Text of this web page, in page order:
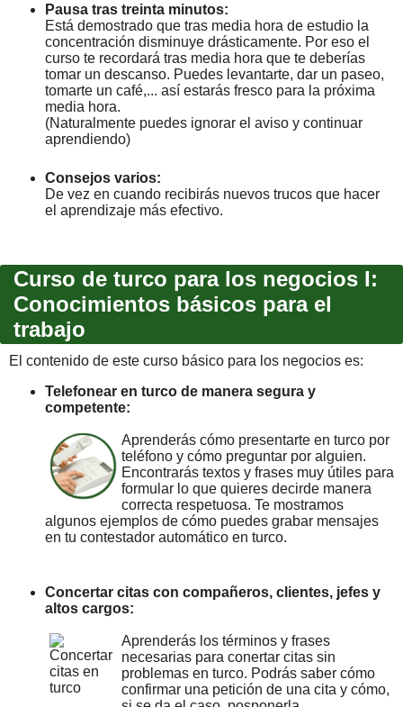
Pausa tras treinta minutos:
Está demostrado que tras media hora de estudio la
concentración disminuye drásticamente. Por eso el
curso te recordará tras media hora que te deberías
tomar un descanso. Puedes levantarte, dar un paseo,
tomarte un café,... así estarás fresco para la próxima
media hora.
(Naturalmente puedes ignorar el aviso y continuar
aprendiendo)
Consejos varios:
De vez en cuando recibirás nuevos trucos que hacer
el aprendizaje más efectivo.
Curso de turco para los negocios I:
Conocimientos básicos para el
trabajo
El contenido de este curso básico para los negocios es:
Telefonear en turco de manera segura y
competente:
Aprenderás cómo presentarte en turco por
teléfono y cómo preguntar por alguien.
Encontrarás textos y frases muy útiles para
formular lo que quieres decirde manera
correcta respetuosa. Te mostramos
algunos ejemplos de cómo puedes grabar mensajes
en tu contestador automático en turco.
Concertar citas con compañeros, clientes, jefes y
altos cargos:
Aprenderás los términos y frases
necesarias para conertar citas sin
problemas en turco. Podrás saber cómo
confirmar una petición de una cita y cómo,